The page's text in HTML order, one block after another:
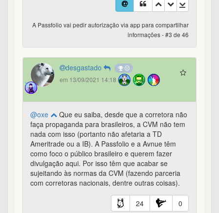
A Passfolio vai pedir autorização via app para compartilhar
informações - #3 de 46
desgastado
em 13/09/2021 14:18
@oxe
Que eu saiba, desde que a corretora não
faça propaganda para brasileiros, a CVM não tem
nada com isso (portanto não afetaria a TD
Ameritrade ou a IB). A Passfolio e a Avnue têm
como foco o público brasileiro e querem fazer
divulgação aqui. Por isso têm que acabar se
sujeitando às normas da CVM (fazendo parceria
com corretoras nacionais, dentre outras coisas).
24 0